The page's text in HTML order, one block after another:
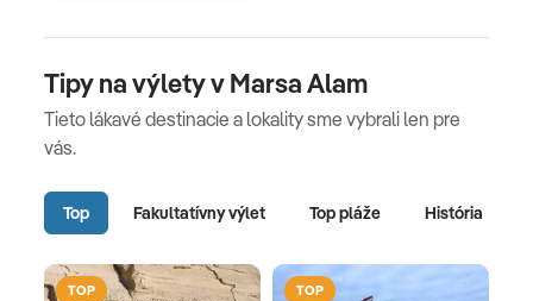
Tipy na výlety v Marsa Alam
Tieto lákavé destinacie a lokality sme vybrali len pre
vás.
Top Fakultatívny výlet Top pláže História
TOP TOP